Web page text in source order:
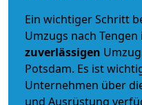
Ein wichtiger Schritt
Umzugs nach
zuverlässigen
Potsdam. Es ist
Unternehmen über
und Ausrüstung